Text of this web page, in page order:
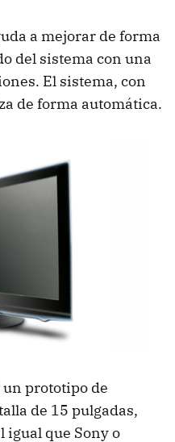
a mejorar de forma
del sistema con una
El sistema, con
de forma automática.
prototipo de
de 15 pulgadas,
igual que Sony o